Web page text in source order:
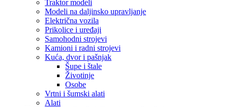
Traktor modeli
Modeli na daljinsko upravljanje
Električna vozila
Prikolice i uređaji
Samohodni strojevi
Kamioni i radni strojevi
Kuća, dvor i pašnjak
Šupe i štale
Životinje
Osobe
Vrtni i šumski alati
Alati